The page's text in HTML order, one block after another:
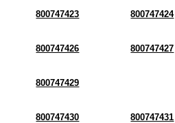
800747423 800747424
800747426 800747427
800747429
800747430 800747431